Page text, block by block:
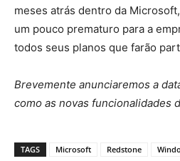
meses atrás dentro da
um pouco prematuro para a
todos seus planos que farão
Brevemente anunciaremos a
como as novas funcionalidades
TAGS Microsoft Redstone